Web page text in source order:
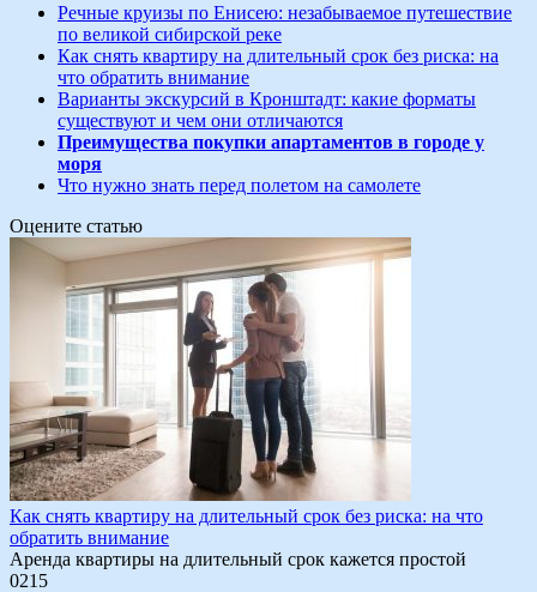
Речные круизы по Енисею: незабываемое путешествие
по великой сибирской реке
Как снять квартиру на длительный срок без риска: на
что обратить внимание
Варианты экскурсий в Кронштадт: какие форматы
существуют и чем они отличаются
Преимущества покупки апартаментов в городе у
моря
Что нужно знать перед полетом на самолете
Оцените статью
Как снять квартиру на длительный срок без риска: на что
обратить внимание
Аренда квартиры на длительный срок кажется простой
0215